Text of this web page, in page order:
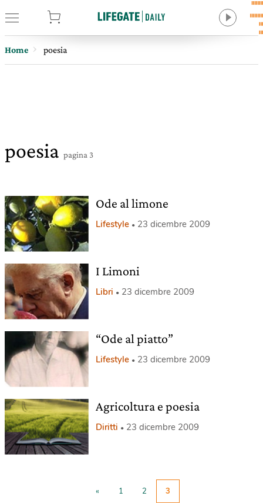
Home poesia
poesia pagina 3
Ode al limone
Lifestyle 23 dicembre 2009
I Limoni
Libri 23 dicembre 2009
“Ode al piatto”
Lifestyle 23 dicembre 2009
Agricoltura e poesia
Diritti 23 dicembre 2009
« 1 2 3